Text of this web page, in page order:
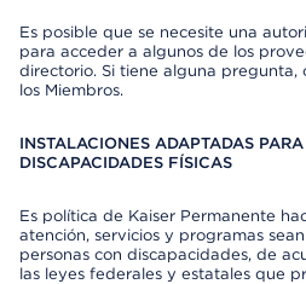
Es posible que se necesite una
para acceder a algunos de los
directorio. Si tiene alguna pregunta,
los Miembros.
INSTALACIONES ADAPTADAS
DISCAPACIDADES FÍSICAS
Es política de Kaiser Permanente
atención, servicios y programas
personas con discapacidades, de
las leyes federales y estatales que